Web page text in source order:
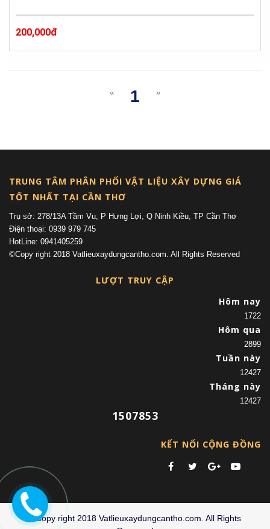
200,000đ
«
1
»
TRUNG TÂM PHÂN PHỐI VẬT LIỆU XÂY DỰNG GIÁ
TỐT NHẤT TẠI CẦN THƠ
Trụ sở: 278/13A Tầm Vu, P Hưng Lợi, Q Ninh Kiều, TP Cần Thơ
Điện thoại: 0939 979 745
HotLine: 0941405259
©Copy right 2018 Vatlieuxaydungcantho.com. All Rights Reserved
LƯỢT TRUY CẬP
Hôm nay
1722
Hôm qua
2899
Tuần này
12427
Tháng này
12427
1507853
KẾT NỐI CỘNG ĐỒNG
©Copy right 2018 Vatlieuxaydungcantho.com. All Rights